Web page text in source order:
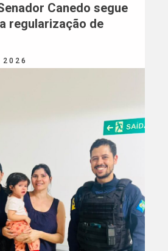
Canedo segue
regularização de
2026